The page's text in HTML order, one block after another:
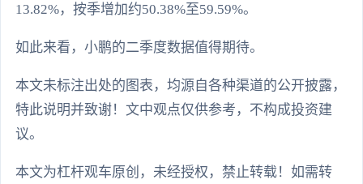
13.82%，按季增加约50.38%至59.59%。
如此来看，小鹏的二季度数据值得期待。
本文未标注出处的图表，均源自各种渠道的公开披露，
特此说明并致谢！文中观点仅供参考，不构成投资建
议。
本文为杠杆观车原创，未经授权，禁止转载！如需转